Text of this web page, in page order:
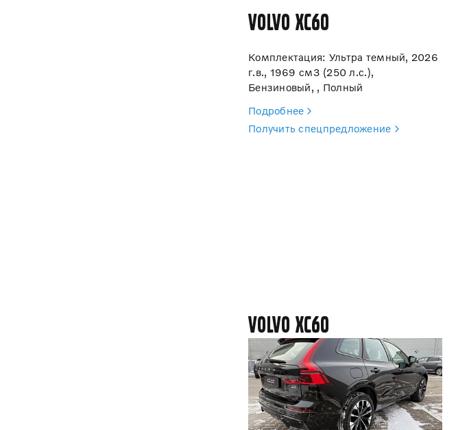
Volvo XC60
Комплектация: Ультра темный, 2026
г.в., 1969 см3 (250 л.с.),
Бензиновый, , Полный
Подробнее
Получить спецпредложение
Volvo XC60